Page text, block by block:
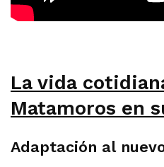
La vida
Matamoros en
Adaptación al